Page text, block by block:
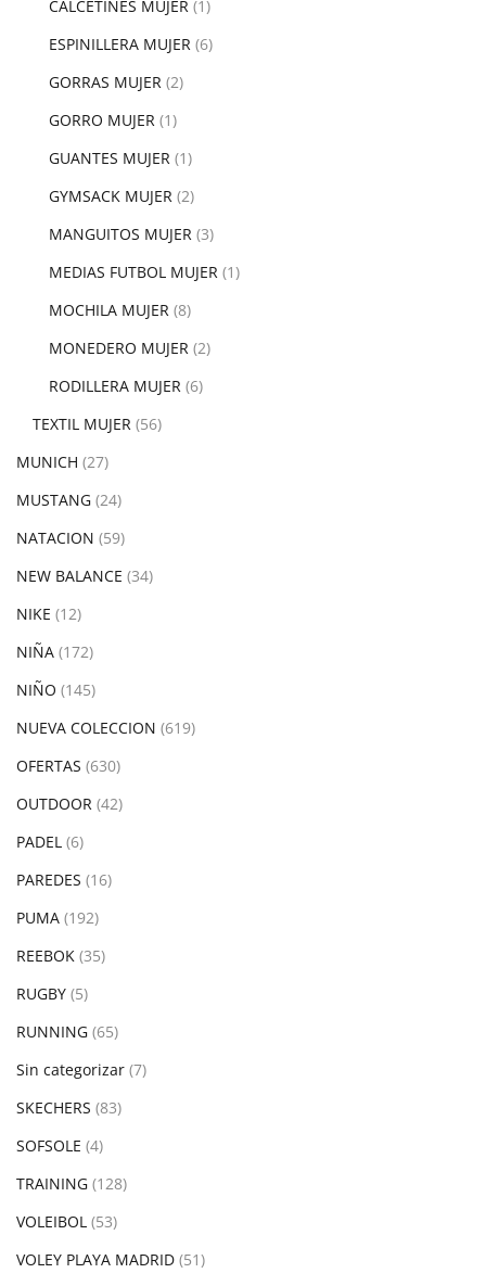
CALCETINES MUJER (1)
ESPINILLERA MUJER (6)
GORRAS MUJER (2)
GORRO MUJER (1)
GUANTES MUJER (1)
GYMSACK MUJER (2)
MANGUITOS MUJER (3)
MEDIAS FUTBOL MUJER (1)
MOCHILA MUJER (8)
MONEDERO MUJER (2)
RODILLERA MUJER (6)
TEXTIL MUJER (56)
MUNICH (27)
MUSTANG (24)
NATACION (59)
NEW BALANCE (34)
NIKE (12)
NIÑA (172)
NIÑO (145)
NUEVA COLECCION (619)
OFERTAS (630)
OUTDOOR (42)
PADEL (6)
PAREDES (16)
PUMA (192)
REEBOK (35)
RUGBY (5)
RUNNING (65)
Sin categorizar (7)
SKECHERS (83)
SOFSOLE (4)
TRAINING (128)
VOLEIBOL (53)
VOLEY PLAYA MADRID (51)